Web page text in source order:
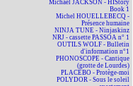
Michael JACKSON - HIStory
Book 1
Michel HOUELLEBECQ -
Présence humaine
NINJA TUNE - Ninjaskinz
NRJ - cassette PASSOA n° 1
OUTILS WOLF - Bulletin
d'information n°1
PHONOSCOPE - Cantique
(grotte de Lourdes)
PLACEBO - Protège-moi
POLYDOR - Sous le soleil